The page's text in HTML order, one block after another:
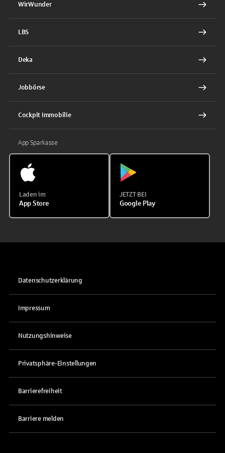
WirWunder
LBS
Deka
Jobbörse
Cockpit Immobilie
App Sparkasse
Laden im
App Store
JETZT BEI
Google Play
Datenschutzerklärung
Impressum
Nutzungshinweise
Privatsphäre-Einstellungen
Barrierefreiheit
Barriere melden